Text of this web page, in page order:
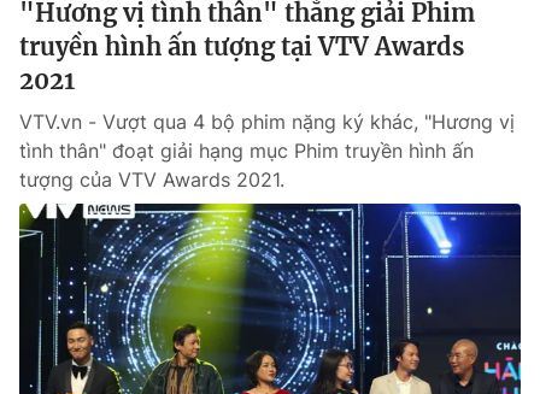
"Hương vị tình thân" thắng giải Phim
truyền hình ấn tượng tại VTV Awards
2021
VTV.vn - Vượt qua 4 bộ phim nặng ký khác, "Hương vị
tình thân" đoạt giải hạng mục Phim truyền hình ấn
tượng của VTV Awards 2021.